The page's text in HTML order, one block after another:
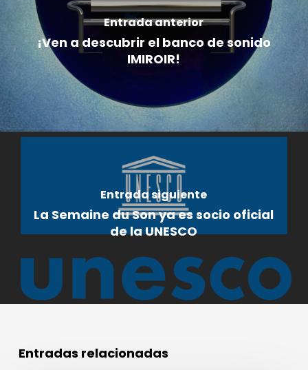
Entrada anterior
¡Ven a descubrir el banco de sonido
IMIROIR!
Entrada siguiente
La Semaine du Son ya es socio oficial
de la UNESCO
Entradas relacionadas